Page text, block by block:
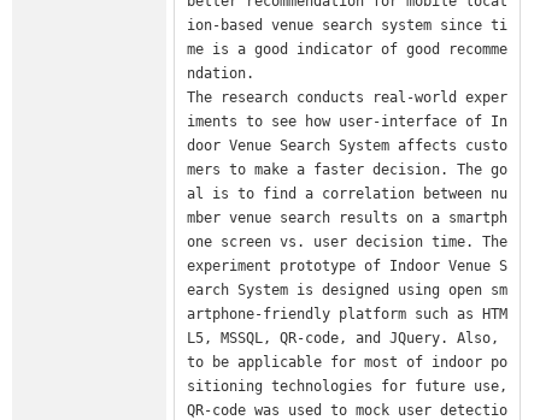
ion-based venue search system since ti
me is a good indicator of good recomme
ndation.
The research conducts real-world exper
iments to see how user-interface of In
door Venue Search System affects custo
mers to make a faster decision. The go
al is to find a correlation between nu
mber venue search results on a smartph
one screen vs. user decision time. The
experiment prototype of Indoor Venue S
earch System is designed using open sm
artphone-friendly platform such as HTM
L5, MSSQL, QR-code, and JQuery. Also,
to be applicable for most of indoor po
sitioning technologies for future use,
QR-code was used to mock user detectio